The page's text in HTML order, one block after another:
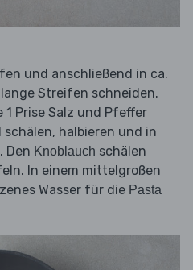
und anschließend in ca.
Streifen schneiden.
1 Prise Salz und Pfeffer
schälen, halbieren und in
Den Knoblauch schälen
In einem mittelgroßen
Wasser für die Pasta